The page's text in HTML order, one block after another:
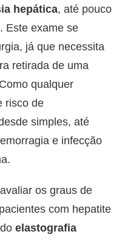
hepática, até pouco
Este exame se
já que necessita
retirada de uma
qualquer
risco de
simples, até
e infecção
os graus de
com hepatite
elastografia